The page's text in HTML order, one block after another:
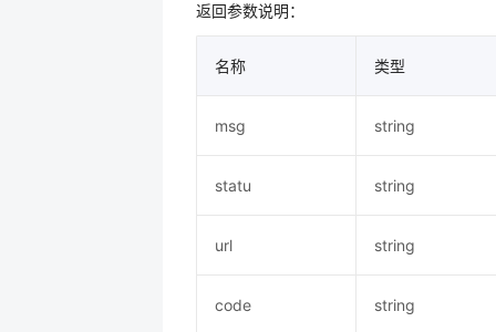
返回参数说明：
名称 类型
msg string
statu string
url string
code string